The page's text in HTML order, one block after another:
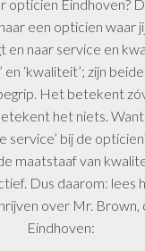
opticien Eindhoven?
een opticien waar
en naar service en
en ‘kwaliteit’; zijn
Het betekent
het niets. Want
service’ bij de
maatstaaf van
Dus daarom: lees
over Mr. Brown,
Eindhoven: